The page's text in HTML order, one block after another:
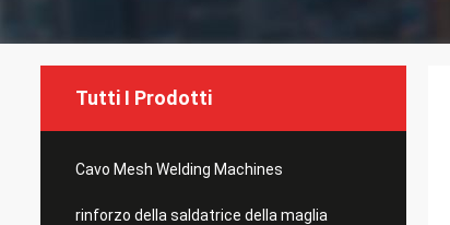
Tutti I Prodotti
Cavo Mesh Welding Machines
rinforzo della saldatrice della maglia